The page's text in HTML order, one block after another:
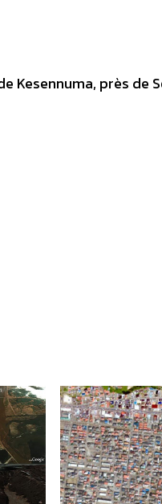
Kesennuma, près de